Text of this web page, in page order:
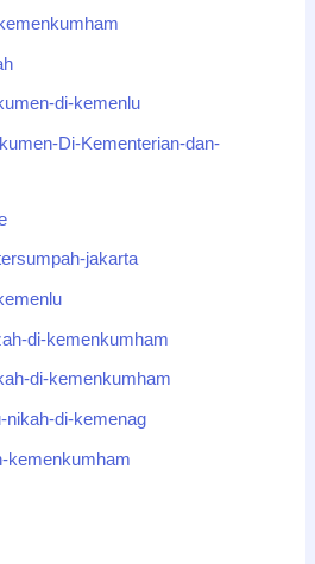
di-kemenlu
Di-Kementerian-dan-
jakarta
di-kemenkumham
di-kemenkumham
nikah-di-kemenag
kemenkumham